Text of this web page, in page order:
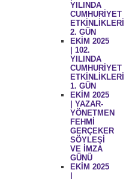
YILINDA
CUMHURİYET
ETKİNLİKLERİ
2. GÜN
EKİM 2025
| 102.
YILINDA
CUMHURİYET
ETKİNLİKLERİ
1. GÜN
EKİM 2025
| YAZAR-
YÖNETMEN
FEHMİ
GERÇEKER
SÖYLEŞİ
VE İMZA
GÜNÜ
EKİM 2025